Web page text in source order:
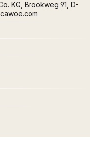
KG, Brookweg 91, D-